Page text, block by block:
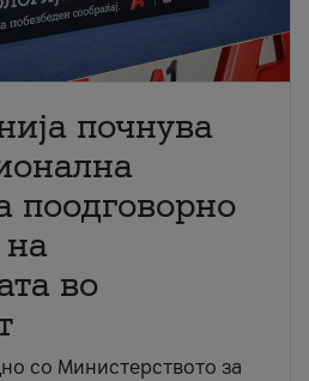
почнува
поодговорно
во
со Министерството за